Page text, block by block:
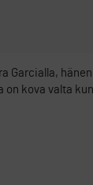
Garcialla,
on kova valta